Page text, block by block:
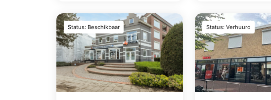
Status: Beschikbaar Status: Verhuurd